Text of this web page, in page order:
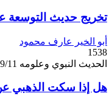
تخريج حديث التوسعة
أبو الخير عارف محمود
1538
الحديث النبوي وعلومه 11
هل إذا سكت الذهبي